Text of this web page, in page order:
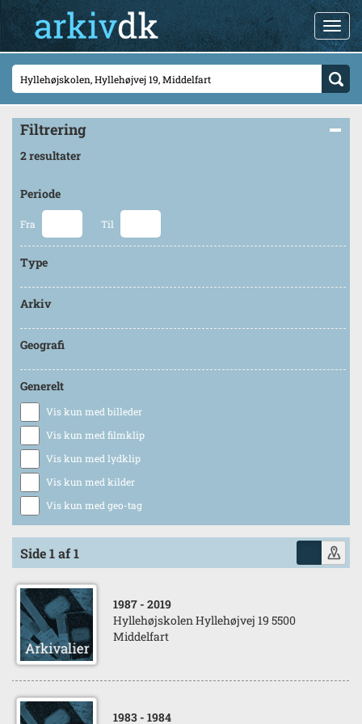
Filtrering
2 resultater
Periode
Fra Til
Type
Arkiv
Geografi
Generelt
Vis kun med billeder
Vis kun med filmklip
Vis kun med lydklip
Vis kun med kilder
Vis kun med geo-tag
Side 1 af 1
1987 - 2019
Hyllehøjskolen Hyllehøjvej 19 5500
Middelfart
1983 - 1984